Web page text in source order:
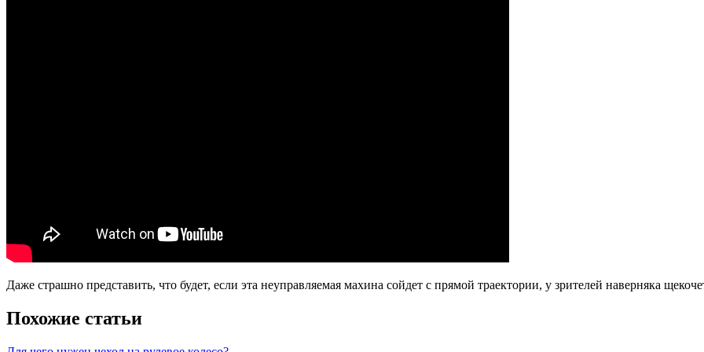
Даже страшно представить, что будет, если эта неуправляемая махина сойдет с прямой траектории, у зрителей наверняка
Похожие статьи